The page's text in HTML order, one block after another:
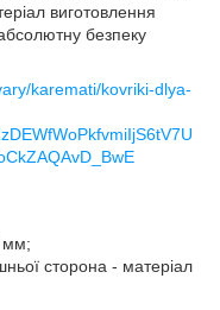
виготовлення
безпеку
karemati/kovriki-dlya-
мм;
сторона - матеріал